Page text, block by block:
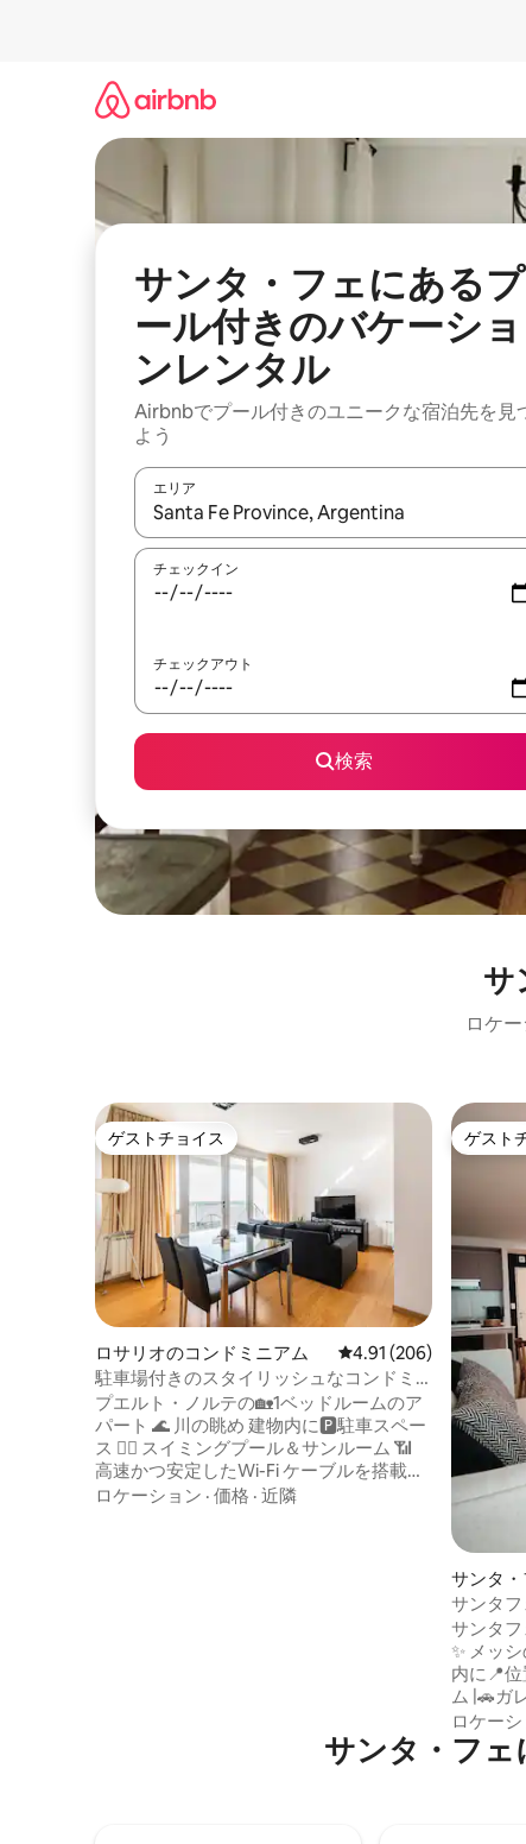
サンタ・フェにあるプ
ール付きのバケーショ
ンレンタル
Airbnbでプール付きのユニークな宿泊先を見
よう
エリア
検索結果が表示されたら、上下の矢印キーを使
チェックイン
チェックアウト
検索
サ
ロケ
ゲストチョイス
ゲストチョイス
ロサリオのコンドミニアム レビュー206件、5つ
4.91 (206)
駐車場付きのスタイリッシュなコンドミ
ニアム•プエルトノルテ
プエルト・ノルテの🏡1ベッドルームのア
パート 🌊 川の眺め 建物内に🅿駐車スペー
ス 🏊‍♂️ スイミングプール＆サンルーム 📶
高速かつ安定したWi-Fi ケーブルを搭載し
た📺スマートテレビ ☕ ネスプレッソ＆設
ロケーション · 価格 · 近隣
ゲスト
ゲスト
サンタ・
パート
サンタフ
サンタ
✨ メッシの壁画が描かれた象徴的な建物
内に📍位置 寝
ム |🚗ガレージ付き
えたユ
い。 ✔
と暖房
ロケー
サンタ・フ